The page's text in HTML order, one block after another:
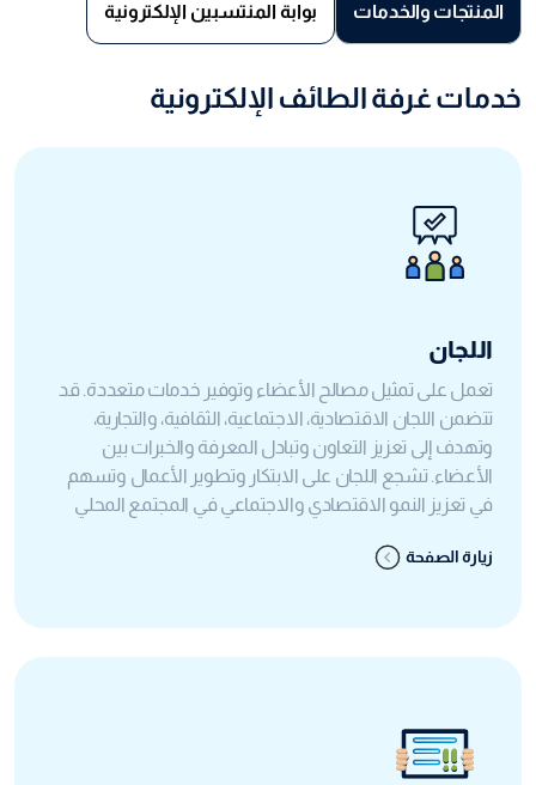
المنتجات والخدمات بوابة المنتسبين الإلكترونية
خدمات غرفة الطائف الإلكترونية
اللجان
تعمل على تمثيل مصالح الأعضاء وتوفير خدمات متعددة. قد
تتضمن اللجان الاقتصادية، الاجتماعية، الثقافية، والتجارية،
وتهدف إلى تعزيز التعاون وتبادل المعرفة والخبرات بين
الأعضاء. تشجع اللجان على الابتكار وتطوير الأعمال وتسهم
في تعزيز النمو الاقتصادي والاجتماعي في المجتمع المحلي
زيارة الصفحة